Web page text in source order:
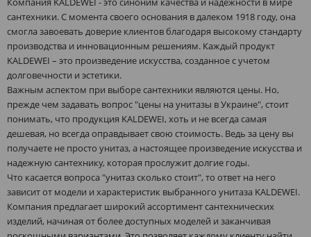
сантехники. С момента своего основания в далеком 1918 году, она
смогла завоевать доверие клиентов благодаря высокому стандарту
производства и инновационным решениям. Каждый продукт
KALDEWEI – это произведение искусства, созданное с учетом
долговечности и эстетики.
Важным аспектом при выборе сантехники являются цены. Но,
прежде чем задавать вопрос "цены на унитазы в Украине", стоит
понимать, что продукция KALDEWEI, хоть и не всегда самая
дешевая, но всегда оправдывает свою стоимость. Ведь за цену вы
получаете не просто унитаз, а настоящее произведение искусства и
надежную сантехнику, которая прослужит долгие годы.
Что касается вопроса "унитаз сколько стоит", то ответ на него
зависит от модели и характеристик выбранного унитаза KALDEWEI.
Компания предлагает широкий ассортимент сантехнических
изделий, начиная от более доступных моделей и заканчивая